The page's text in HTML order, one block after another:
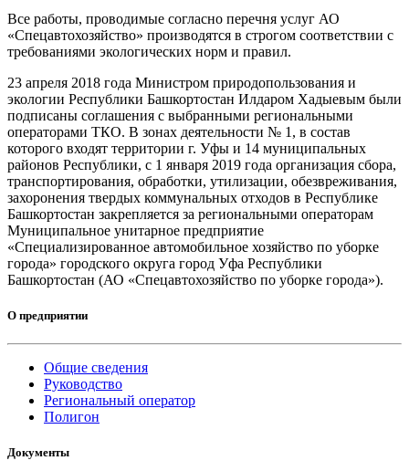
Все работы, проводимые согласно перечня услуг АО
«Спецавтохозяйство» производятся в строгом соответствии с
требованиями экологических норм и правил.
23 апреля 2018 года Министром природопользования и
экологии Республики Башкортостан Илдаром Хадыевым были
подписаны соглашения с выбранными региональными
операторами ТКО. В зонах деятельности № 1, в состав
которого входят территории г. Уфы и 14 муниципальных
районов Республики, с 1 января 2019 года организация сбора,
транспортирования, обработки, утилизации, обезвреживания,
захоронения твердых коммунальных отходов в Республике
Башкортостан закрепляется за региональными операторам
Муниципальное унитарное предприятие
«Специализированное автомобильное хозяйство по уборке
города» городского округа город Уфа Республики
Башкортостан (АО «Спецавтохозяйство по уборке города»).
О предприятии
Общие сведения
Руководство
Региональный оператор
Полигон
Документы